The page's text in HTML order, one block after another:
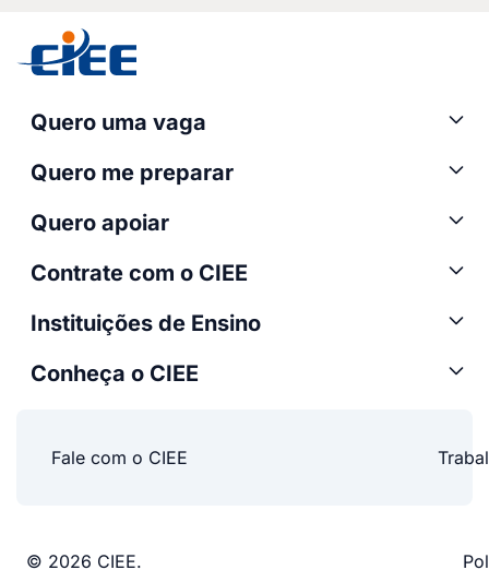
Quero uma vaga
Quero me preparar
Quero apoiar
Contrate com o CIEE
Instituições de Ensino
Conheça o CIEE
Fale com o CIEE
© 2026 CIEE.